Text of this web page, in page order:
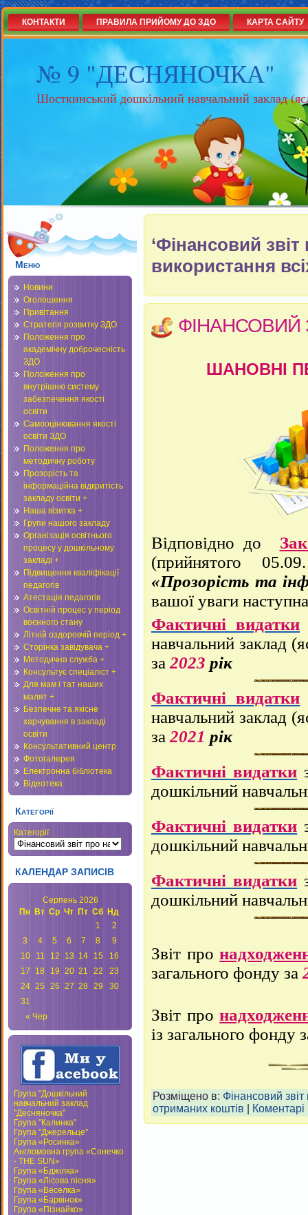
№ 9 "ДЕСНЯНОЧКА"
Шосткинський дошкільний навчальний заклад
КОНТАКТИ ПРАВИЛА ПРИЙОМУ ДО ЗДО КАРТА САЙТУ
Меню
Новини
Оголошення
Привітання
Стратегія розвитку ЗДО
Положення про
академічну доброчесність
ЗДО
Положення про
внутрішню систему
забезпечення якості
освіти
Самооцінювання якості
освіти ЗДО
Положення про
методичну роботу
Прозорість та
інформаційна відкритість
закладу освіти +
Наша візитка +
Групи нашого закладу
Організація освітнього
процесу у дошкільному
закладі +
Підвищення кваліфікації
педагогів
Атестація педагогів
Освітній процес у період
воєнного стану
Літній оздоровчій період +
Сторінка завідувача +
Методична служба +
Консультує спеціаліст +
Для мам і тат наших
малят +
Безпечне та якісне
харчування в закладі
освіти
Консультативний центр
Фотогалерея
Електронна бібліотека
Відеотека
Категорії
Категорії
КАЛЕНДАР ЗАПИСІВ
Серпень 2026
Пн
Вт Ср Чт Пт Сб Нд
« Чер
1
2
3
4 5 6 7 8
9
10
11 12 13 14 15
16
17
18 19 20 21 22
23
24 25 26 27 28 29
30
31
Група "Дошкільний
навчальний заклад
"Десняночка"
Група "Калинка"
Група "Джерельце"
Група «Росинка»
Англомовна група «Сонечко
- THE SUN»
Група «Бджілка»
Група «Лісова пісня»
Група «Веселка»
Група «Барвінок»
Група «Пізнайко»
‘Фінансовий
використання
ФІНАНСОВИЙ
ШАНОВНІ
Відповідно до
(прийнятого
«Прозорість та
вашої уваги
Фактичні видатки
навчальний заклад
за 2023 рік
Фактичні видатки
навчальний заклад
за 2021 рік
Фактичні видатки
дошкільний
Фактичні видатки
дошкільний
Фактичні видатки
дошкільний
Звіт про
загального фонду за
Звіт про
із загального фонду
Розміщено в: Фінансовий
отриманих коштів
Коментарі